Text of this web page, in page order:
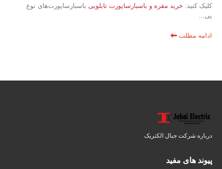
کلیک کنید: خرید مقره و باسبارساپورت تابلویی باسبارساپورت‌های نوع
پی...
ادامه مطلب
درباره شرکت جبال الکتریک
پیوند های مفید